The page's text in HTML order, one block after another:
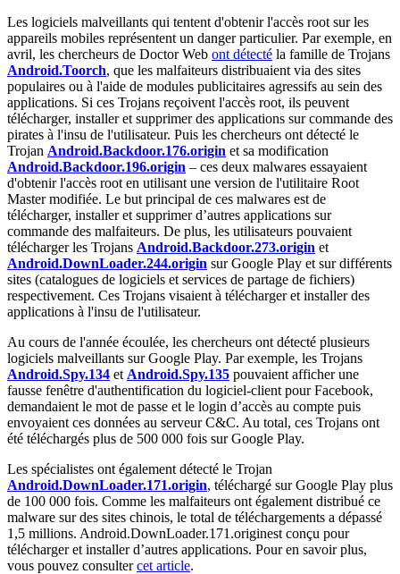
Les logiciels malveillants qui tentent d'obtenir l'accès root sur les
appareils mobiles représentent un danger particulier. Par exemple, en
avril, les chercheurs de Doctor Web ont détecté la famille de Trojans
Android.Toorch, que les malfaiteurs distribuaient via des sites
populaires ou à l'aide de modules publicitaires agressifs au sein des
applications. Si ces Trojans reçoivent l'accès root, ils peuvent
télécharger, installer et supprimer des applications sur commande des
pirates à l'insu de l'utilisateur. Puis les chercheurs ont détecté le
Trojan Android.Backdoor.176.origin et sa modification
Android.Backdoor.196.origin – ces deux malwares essayaient
d'obtenir l'accès root en utilisant une version de l'utilitaire Root
Master modifiée. Le but principal de ces malwares est de
télécharger, installer et supprimer d’autres applications sur
commande des malfaiteurs. De plus, les utilisateurs pouvaient
télécharger les Trojans Android.Backdoor.273.origin et
Android.DownLoader.244.origin sur Google Play et sur différents
sites (catalogues de logiciels et services de partage de fichiers)
respectivement. Ces Trojans visaient à télécharger et installer des
applications à l'insu de l'utilisateur.
Au cours de l'année écoulée, les chercheurs ont détecté plusieurs
logiciels malveillants sur Google Play. Par exemple, les Trojans
Android.Spy.134 et Android.Spy.135 pouvaient afficher une
fausse fenêtre d'authentification du logiciel-client pour Facebook,
demandaient le mot de passe et le login d’accès au compte puis
envoyaient ces données au serveur C&C. Au total, ces Trojans ont
été téléchargés plus de 500 000 fois sur Google Play.
Les spécialistes ont également détecté le Trojan
Android.DownLoader.171.origin, téléchargé sur Google Play plus
de 100 000 fois. Comme les malfaiteurs ont également distribué ce
malware sur des sites chinois, le total de téléchargements a dépassé
1,5 millions. Android.DownLoader.171.originest conçu pour
télécharger et installer d’autres applications. Pour en savoir plus,
vous pouvez consultercet article.